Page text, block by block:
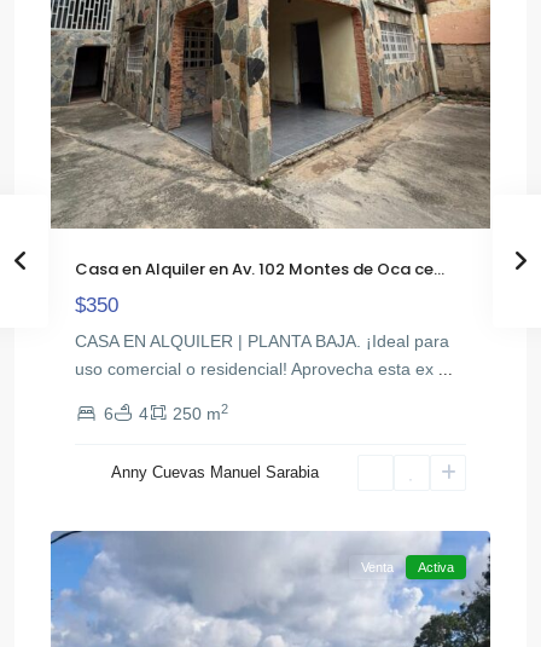
Casa en Alquiler en Av. 102 Montes de Oca ce...
$350
CASA EN ALQUILER | PLANTA BAJA. ¡Ideal para
uso comercial o residencial! Aprovecha esta ex ...
6 4 250 m2
Anny Cuevas Manuel Sarabia
Colonia
Venta Activa